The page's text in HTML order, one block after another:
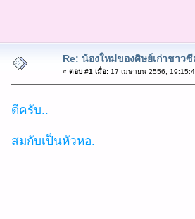
Re: น้องใหม่ของศิษย์เก่าชาวซี
« ตอบ #1 เมื่อ:17 เมษายน 2556,
ดีครับ..
สมกับเป็นหัวหอ.